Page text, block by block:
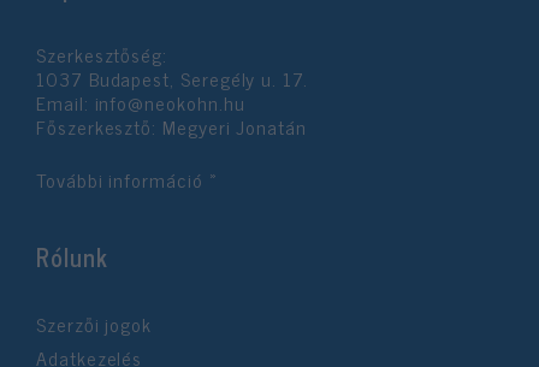
Szerkesztőség:
1037 Budapest, Seregély u. 17.
Email: info@neokohn.hu
Főszerkesztő: Megyeri Jonatán
További információ »
Rólunk
Szerzői jogok
Adatkezelés